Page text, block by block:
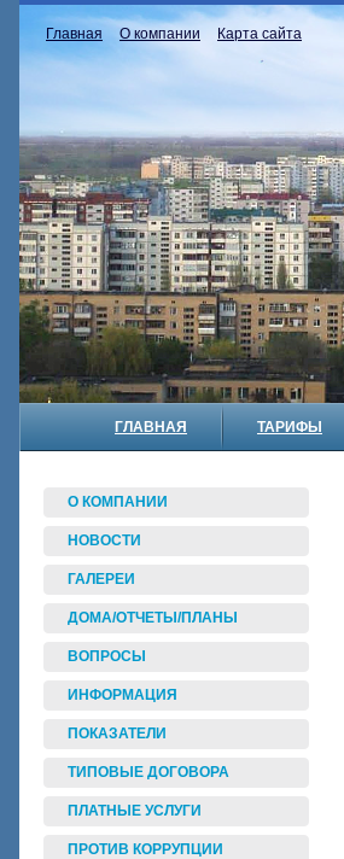
Главная О компании Карта сайта
ГЛАВНАЯ ТАРИФЫ
О КОМПАНИИ
НОВОСТИ
ГАЛЕРЕИ
ДОМА/ОТЧЕТЫ/ПЛАНЫ
ВОПРОСЫ
ИНФОРМАЦИЯ
ПОКАЗАТЕЛИ
ТИПОВЫЕ ДОГОВОРА
ПЛАТНЫЕ УСЛУГИ
ПРОТИВ КОРРУПЦИИ